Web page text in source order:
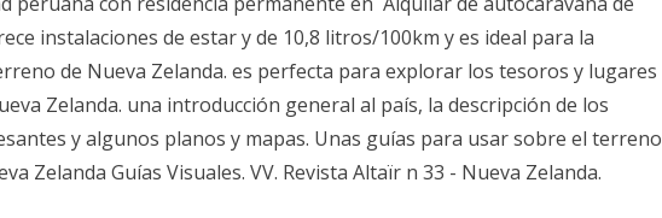
instalaciones de estar y de 10,8 litros/100km y es ideal para la
de Nueva Zelanda. es perfecta para explorar los tesoros y lugares
Zelanda. una introducción general al país, la descripción de los
y algunos planos y mapas. Unas guías para usar sobre el terreno
Zelanda Guías Visuales. VV. Revista Altaïr n 33 - Nueva Zelanda.